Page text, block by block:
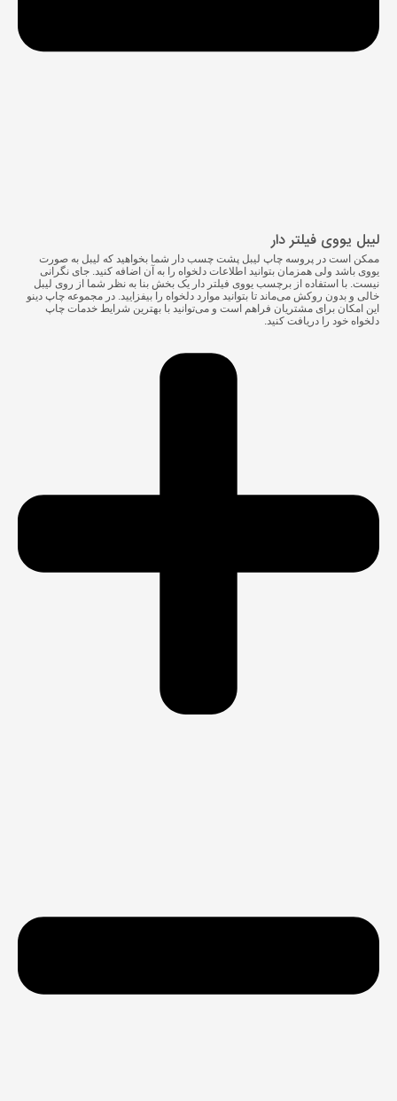
لیبل یووی فیلتر دار
ممکن است در پروسه چاپ لیبل پشت چسب دار شما بخواهید که لیبل به صورت
یووی باشد ولی همزمان بتوانید اطلاعات دلخواه را به آن اضافه کنید. جای نگرانی
نیست. با استفاده از برچسب یووی فیلتر دار یک بخش بنا به نظر شما از روی لیبل
خالی و بدون روکش می‌ماند تا بتوانید موارد دلخواه را بیفزایید. در مجموعه چاپ دینو
این امکان برای مشتریان فراهم است و می‌توانید با بهترین شرایط خدمات چاپ
دلخواه خود را دریافت کنید.